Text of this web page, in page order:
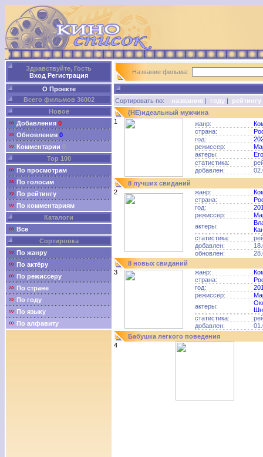
Здравствуйте, Гость
Вход Регистрация
О Проекте
Всего фильмов 36002
Новое
Добавления 0
Обновления 0
Комментарии 0
Top 100
По просмотрам
По голосам
По рейтингу
По комментариям
Каталоги
Все
Сортировка
По жанру
По актёру
По режиссеру
По стране
По году
По языку
По алфавиту
Название фильма:
Сортировать по: названию | году | рейтингу
(НЕ)идеальный мужчина
1
жанр:
страна:
год:
режиссер:
актеры:
статистика:
добавлен:
8 лучших свиданий
2
жанр:
страна:
год:
режиссер:
актеры:
статистика:
добавлен:
обновлен:
8 новых свиданий
3
жанр:
страна:
год:
режиссер:
актеры:
статистика:
добавлен:
Бабушка легкого поведения
4